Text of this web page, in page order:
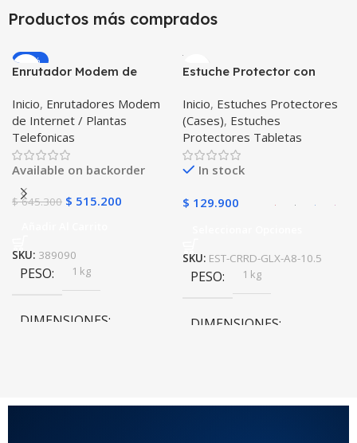
10 × 10 × 10 cm
Productos más comprados
-20%
Enrutador Modem de
Libre Todo Operador 4G
LTE SIMCARD
Inicio, Enrutadores Modem
de Internet / Plantas
Telefonicas
Available on backorder
$645.300 $ 515.200
SKU: 389090
PESO 1 kg
DIMENSIONES
Estuche Protector con
Tablet Samsung Galaxy
Tab A8 10.5 2021 – 2022
SM-x200 SM-x205 Anti
golpes con soporte
Inicio, Estuches Protectores
(Cases), Estuches
Protectores Tabletas
In stock
$ 129.900
SKU: EST-CRRD-GLX-A8-10.5
PESO 1 kg
DIMENSIONES
COLOR